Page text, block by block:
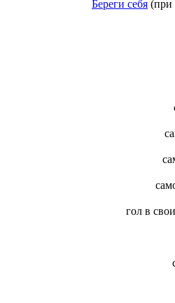
Береги себя (при
гол в